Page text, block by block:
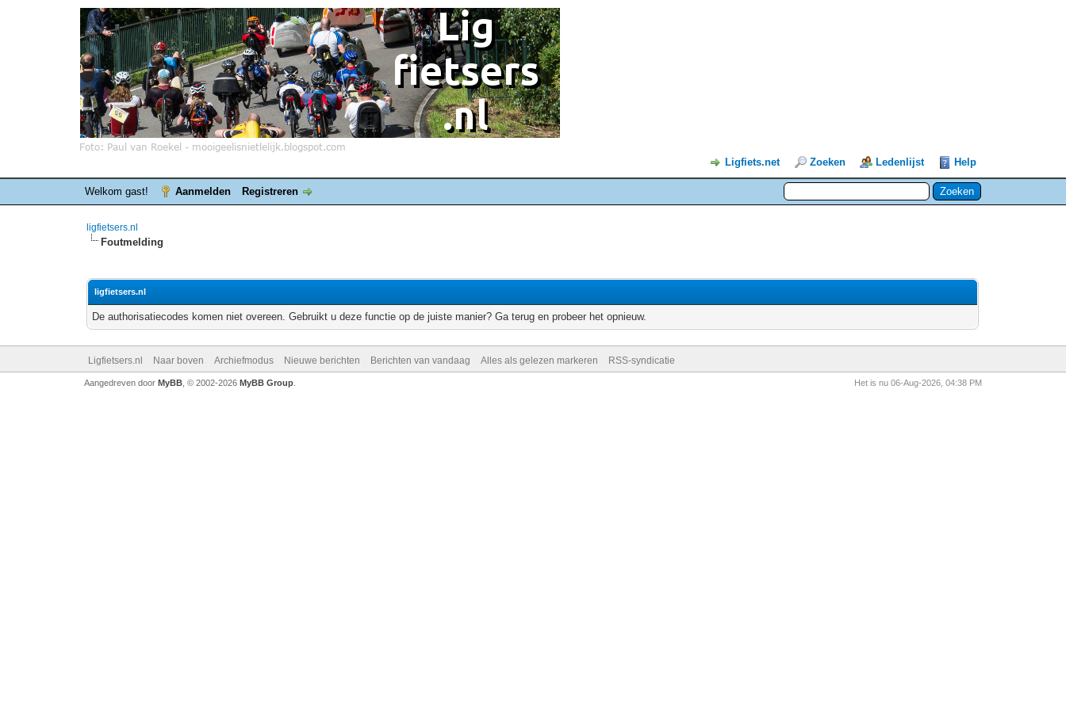
Ligfiets.net Zoeken Ledenlijst Help
Welkom gast! Aanmelden Registreren
ligfietsers.nl
Foutmelding
ligfietsers.nl
De authorisatiecodes komen niet overeen. Gebruikt u deze functie op de juiste manier? Ga terug en probeer het opnieuw.
Ligfietsers.nl Naar boven Archiefmodus Nieuwe berichten Berichten van vandaag Alles als gelezen markeren RSS-syndicatie
Het is nu 06-Aug-2026, 04:38 PM
Aangedreven door MyBB, © 2002-2026 MyBB Group.